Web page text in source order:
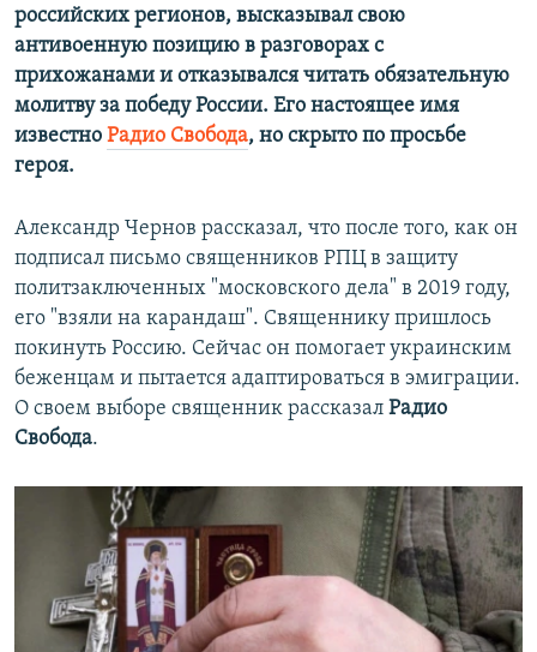
российских регионов, высказывал свою
антивоенную позицию в разговорах с
прихожанами и отказывался читать обязательную
молитву за победу России. Его настоящее имя
известно Радио Свобода, но скрыто по просьбе
героя.
Александр Чернов рассказал, что после того, как он
подписал письмо священников РПЦ в защиту
политзаключенных "московского дела" в 2019 году,
его "взяли на карандаш". Священнику пришлось
покинуть Россию. Сейчас он помогает украинским
беженцам и пытается адаптироваться в эмиграции.
О своем выборе священник рассказал Радио
Свобода.